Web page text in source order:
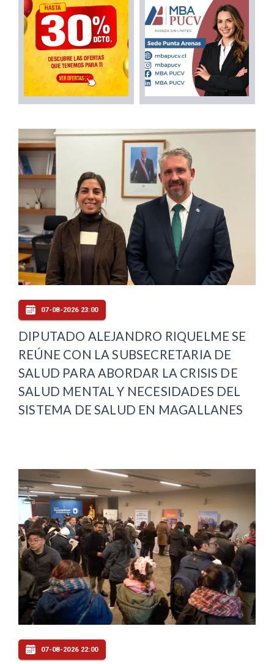
07-08-2026 23:00
DIPUTADO ALEJANDRO RIQUELME SE
REÚNE CON LA SUBSECRETARIA DE
SALUD PARA ABORDAR LA CRISIS DE
SALUD MENTAL Y NECESIDADES DEL
SISTEMA DE SALUD EN MAGALLANES
07-08-2026 22:00